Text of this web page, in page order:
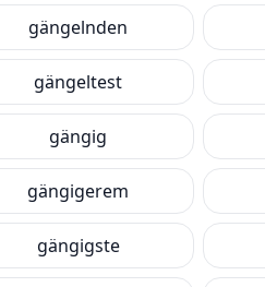
gängelnden
gängeltest
gängig
gängigerem
gängigste